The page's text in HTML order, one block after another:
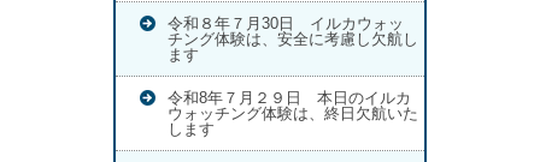
令和８年７月30日 イルカウォッ
チング体験は、安全に考慮し欠航し
ます
令和8年７月２９日 本日のイルカ
ウォッチング体験は、終日欠航いた
します